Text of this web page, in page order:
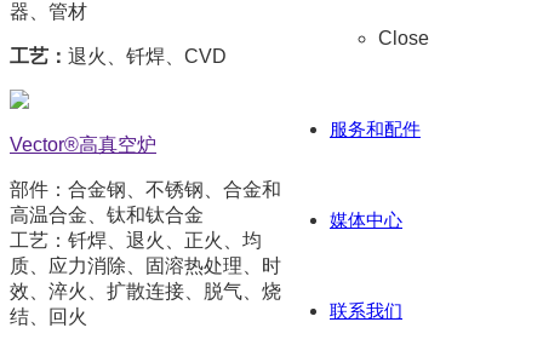
Close
服务和配件
媒体中心
联系我们
器、管材
工艺： 退火、钎焊、CVD
Vector®高真空炉
部件：合金钢、不锈钢、合金和
高温合金、钛和钛合金
工艺：钎焊、退火、正火、均
质、应力消除、固溶热处理、时
效、淬火、扩散连接、脱气、烧
结、回火